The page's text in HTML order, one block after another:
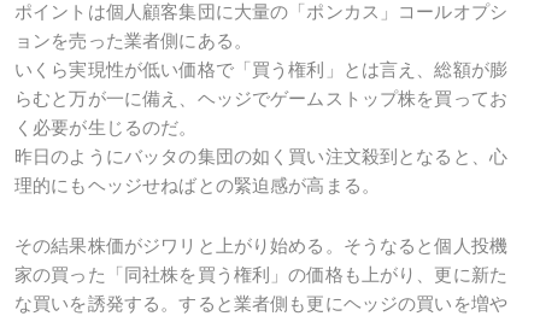
ポイントは個人顧客集団に大量の「ポンカス」コールオプシ
ョンを売った業者側にある。
いくら実現性が低い価格で「買う権利」とは言え、総額が膨
らむと万が一に備え、ヘッジでゲームストップ株を買ってお
く必要が生じるのだ。
昨日のようにバッタの集団の如く買い注文殺到となると、心
理的にもヘッジせねばとの緊迫感が高まる。
その結果株価がジワリと上がり始める。そうなると個人投機
家の買った「同社株を買う権利」の価格も上がり、更に新た
な買いを誘発する。すると業者側も更にヘッジの買いを増や